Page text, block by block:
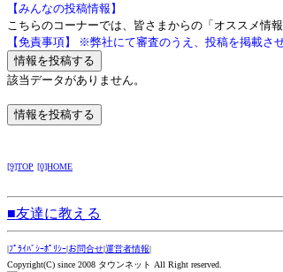
【みんなの投稿情報】
こちらのコーナーでは、皆さまからの「オススメ情
【免責事項】 ※弊社にて審査のうえ、投稿を掲載さ
該当データがありません。
[9]TOP [0]HOME
■友達に教える
|ﾌﾟﾗｲﾊﾞｼｰﾎﾟﾘｼｰ|お問合せ|運営者情報|
Copyright(C) since 2008 タウンネット All Right reserved.